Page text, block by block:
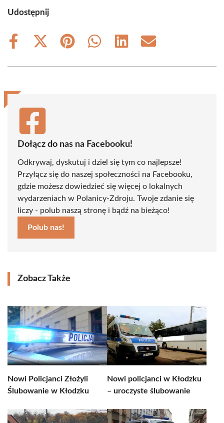
Udostępnij
Share
Share
(Twitter)
Share
Share
Share
Share
Dołącz do nas na Facebooku!
Odkrywaj, dyskutuj i dziel się tym co najlepsze!
Przyłącz się do naszej społeczności na Facebooku,
gdzie możesz dowiedzieć się więcej o lokalnych
wydarzeniach w Polanicy-Zdroju. Twoje zdanie się
liczy - polub naszą stronę i bądź na bieżąco!
Polub nas!
Zobacz Także
Nowi Policjanci Złożyli
Ślubowanie w Kłodzku
Nowi policjanci w Kłodzku
– uroczyste ślubowanie